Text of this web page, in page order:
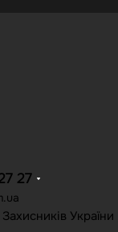
27
України